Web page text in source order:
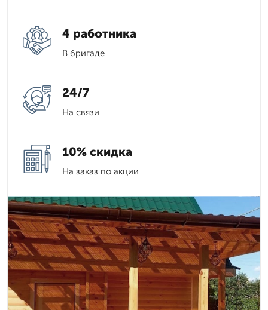
4 работника
В бригаде
24/7
На связи
10% скидка
На заказ по акции